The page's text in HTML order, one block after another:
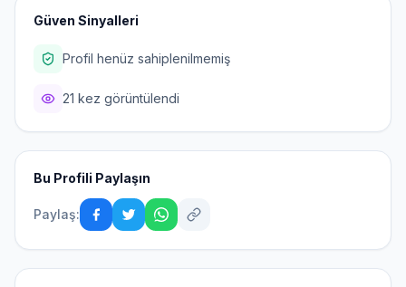
Güven Sinyalleri
Profil henüz sahiplenilmemiş
21 kez görüntülendi
Bu Profili Paylaşın
Paylaş: